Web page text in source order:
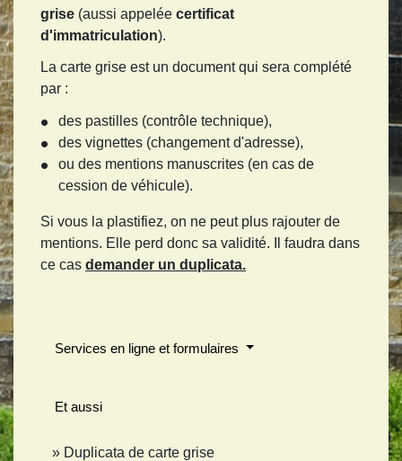
grise (aussi appelée certificat
d'immatriculation).
La carte grise est un document qui sera complété
par :
des pastilles (contrôle technique),
des vignettes (changement d'adresse),
ou des mentions manuscrites (en cas de
cession de véhicule).
Si vous la plastifiez, on ne peut plus rajouter de
mentions. Elle perd donc sa validité. Il faudra dans
ce cas demander un duplicata.
Services en ligne et formulaires
Et aussi
Duplicata de carte grise